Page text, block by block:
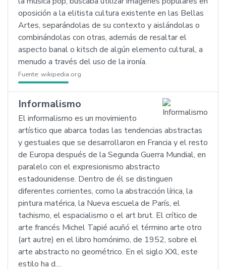
oposición a la elitista cultura existente en las Bellas
Artes, separándolas de su contexto y aislándolas o
combinándolas con otras, además de resaltar el
aspecto banal o kitsch de algún elemento cultural, a
menudo a través del uso de la ironía.
Fuente: wikipedia.org
Informalismo
El informalismo es un movimiento
artístico que abarca todas las tendencias abstractas
y gestuales que se desarrollaron en Francia y el resto
de Europa después de la Segunda Guerra Mundial, en
paralelo con el expresionismo abstracto
estadounidense. Dentro de él se distinguen
diferentes corrientes, como la abstracción lírica, la
pintura matérica, la Nueva escuela de París, el
tachismo, el espacialismo o el art brut. El crítico de
arte francés Michel Tapié acuñó el término arte otro
(art autre) en el libro homónimo, de 1952, sobre el
arte abstracto no geométrico. En el siglo XXl, este
estilo ha d…